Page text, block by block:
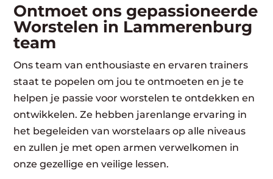
Ontmoet ons gepassioneerde
Worstelen in Lammerenburg
team
Ons team van enthousiaste en ervaren trainers
staat te popelen om jou te ontmoeten en je te
helpen je passie voor worstelen te ontdekken en
ontwikkelen. Ze hebben jarenlange ervaring in
het begeleiden van worstelaars op alle niveaus
en zullen je met open armen verwelkomen in
onze gezellige en veilige lessen.